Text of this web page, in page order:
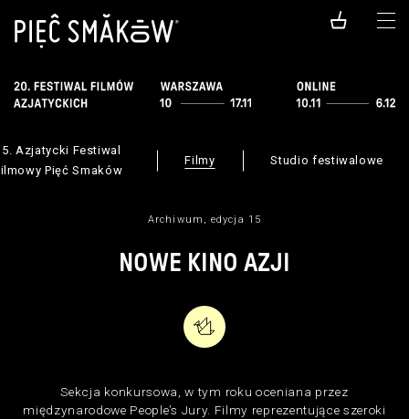
Archiwum, edycja 15
NOWE KINO AZJI
Sekcja konkursowa, w tym roku oceniana przez
międzynarodowe People’s Jury. Filmy reprezentujące szeroki
Azjatycki Festiwal
Pięć Smaków
Filmy Studio festiwalowe